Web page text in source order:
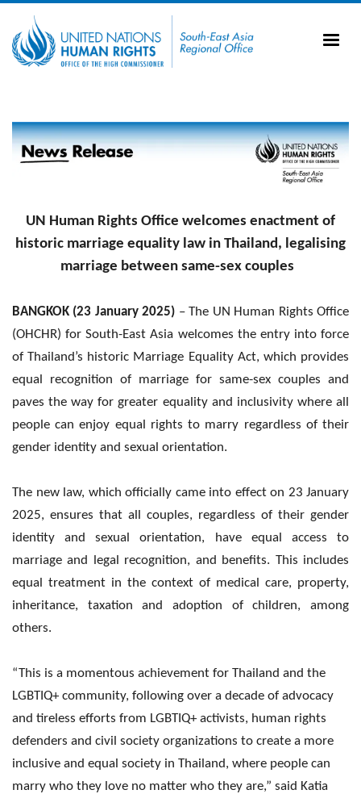
Image
UN Human Rights Office welcomes enactment of
historic marriage equality law in Thailand, legalising
marriage between same-sex couples
BANGKOK (23 January 2025) – The UN Human Rights Office
(OHCHR) for South-East Asia welcomes the entry into force
of Thailand’s historic Marriage Equality Act, which provides
equal recognition of marriage for same-sex couples and
paves the way for greater equality and inclusivity where all
people can enjoy equal rights to marry regardless of their
gender identity and sexual orientation.
The new law, which officially came into effect on 23 January
2025, ensures that all couples, regardless of their gender
identity and sexual orientation, have equal access to
marriage and legal recognition, and benefits. This includes
equal treatment in the context of medical care, property,
inheritance, taxation and adoption of children, among
others.
“This is a momentous achievement for Thailand and the
LGBTIQ+ community, following over a decade of advocacy
and tireless efforts from LGBTIQ+ activists, human rights
defenders and civil society organizations to create a more
inclusive and equal society in Thailand, where people can
marry who they love no matter who they are,” said Katia